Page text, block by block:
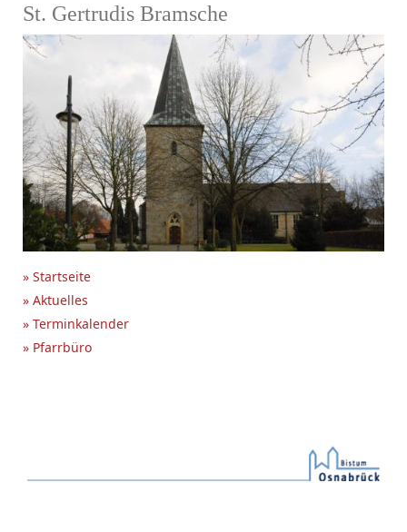
St. Gertrudis Bramsche
» Startseite
» Aktuelles
» Terminkalender
» Pfarrbüro